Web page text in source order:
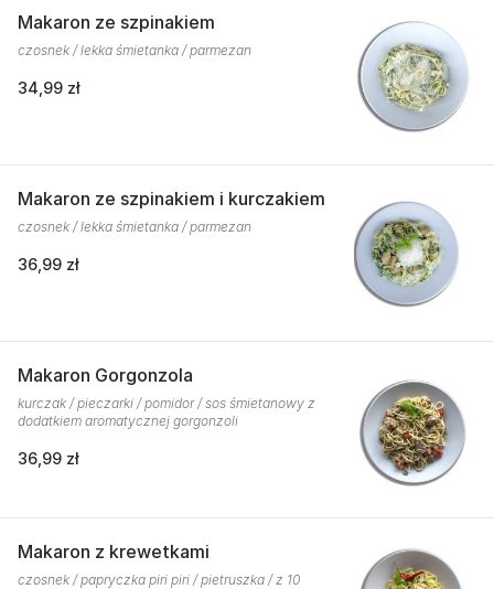
Makaron ze szpinakiem
czosnek / lekka śmietanka / parmezan
34,99 zł
Makaron ze szpinakiem i kurczakiem
czosnek / lekka śmietanka / parmezan
36,99 zł
Makaron Gorgonzola
kurczak / pieczarki / pomidor / sos śmietanowy z
dodatkiem aromatycznej gorgonzoli
36,99 zł
Makaron z krewetkami
czosnek / papryczka piri piri / pietruszka / z 10